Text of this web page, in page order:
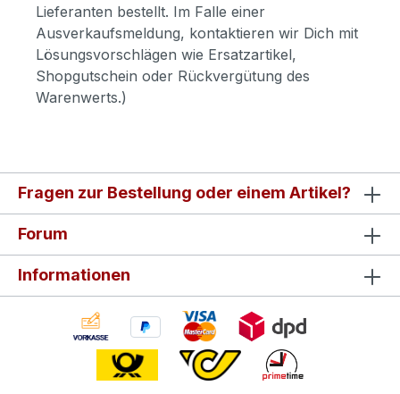
Lieferanten bestellt. Im Falle einer
Ausverkaufsmeldung, kontaktieren wir Dich mit
Lösungsvorschlägen wie Ersatzartikel,
Shopgutschein oder Rückvergütung des
Warenwerts.)
Fragen zur Bestellung oder einem Artikel?
Forum
Informationen